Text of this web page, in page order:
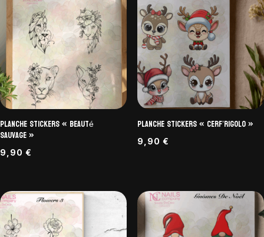
Planche Stickers « Beauté
Sauvage »
9,90 €
Planche Stickers « Cerf’Rigolo »
9,90 €